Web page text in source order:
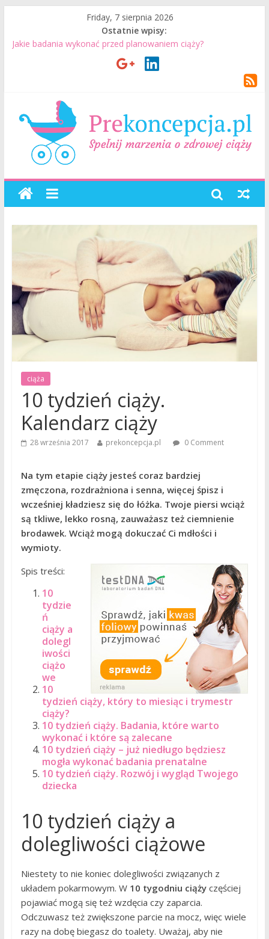
Friday, 7 sierpnia 2026
Ostatnie wpisy:
Jakie badania wykonać przed planowaniem ciąży?
Jak mężczyzna może przygotować się do ciąży? 7 rzeczy, które
specjalistą?
Planowanie ciąży. Jak planować ciążę? Jak przygotować się do
ciąża
10 tydzień ciąży.
Kalendarz ciąży
28 września 2017 prekoncepcja.pl 0 Comment
Na tym etapie ciąży jesteś coraz bardziej
zmęczona, rozdrażniona i senna, więcej śpisz i
wcześniej kładziesz się do łóżka. Twoje piersi wciąż
są tkliwe, lekko rosną, zauważasz też ciemnienie
brodawek. Wciąż mogą dokuczać Ci mdłości i
wymioty.
Spis treści:
10
tydzie
ń
ciąży a
dolegl
iwości
ciążo
we
10
tydzień ciąży, który to miesiąc i trymestr
ciąży?
10 tydzień ciąży. Badania, które warto
wykonać i które są zalecane
10 tydzień ciąży – już niedługo będziesz
mogła wykonać badania prenatalne
10 tydzień ciąży. Rozwój i wygląd Twojego
dziecka
10 tydzień ciąży a
dolegliwości ciążowe
Niestety to nie koniec dolegliwości związanych z
układem pokarmowym. W10 tygodniu ciążyczęściej
pojawiać mogą się też wzdęcia czy zaparcia.
Odczuwasz też zwiększone parcie na mocz, więc wiele
razy na dobę biegasz do toalety. Uważaj, aby nie